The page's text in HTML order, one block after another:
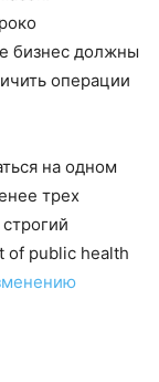
бизнес должны
операции
на одном
трех
of public health